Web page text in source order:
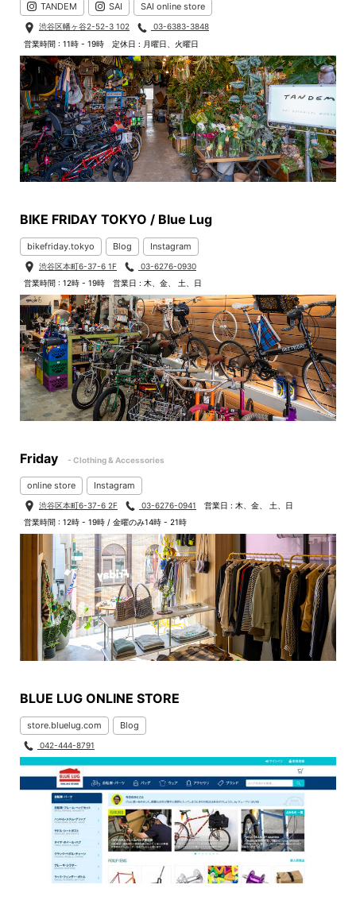
TANDEM SAI SAI online store
渋谷区幡ヶ谷2-52-3 102
03-6383-3848
営業時間 : 11時 - 19時
定休日 : 月曜日、火曜日
BIKE FRIDAY TOKYO / Blue Lug
bikefriday.tokyo Blog Instagram
渋谷区本町6-37-6 1F
03-6276-0930
営業時間 : 12時 - 19時
営業日 : 木、金、 土、日
Friday - Clothing & Accessories
online store Instagram
渋谷区本町6-37-6 2F 03-6276-0941
営業日 : 木、金、 土、日
営業時間 : 12時 - 19時 / 金曜のみ14時 - 21時
BLUE LUG ONLINE STORE
store.bluelug.com Blog
042-444-8791